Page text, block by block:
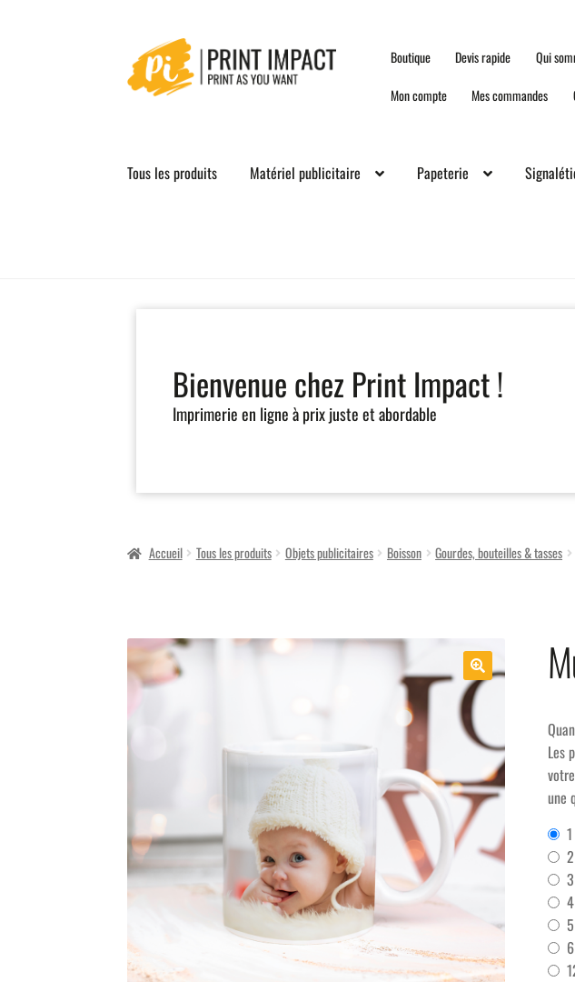
Skip
to
navigation
Skip
to
content
Boutique Devis rapide Qui
Mon compte
Mes commandes
Tous les produits Matériel publicitaire Papeterie
Bienvenue chez Print Impact !
Imprimerie en ligne à prix juste et abordable
Accueil Tous les produits Objets publicitaires Boisson Gourdes, bouteilles & tasses
Les
une
1
2
3
4
5
6